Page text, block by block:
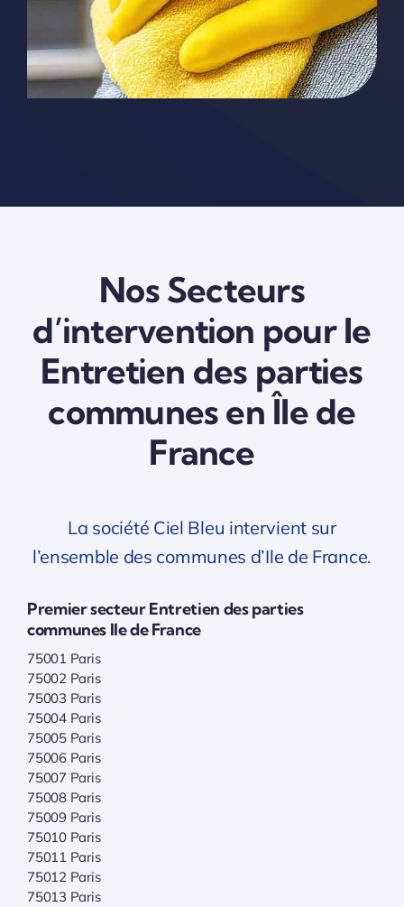
Nos Secteurs
d’intervention pour le
Entretien des parties
communes en Île de
France
La société Ciel Bleu intervient sur
l’ensemble des communes d’Ile de France.
Premier secteur Entretien des parties
communes Ile de France
75001 Paris
75002 Paris
75003 Paris
75004 Paris
75005 Paris
75006 Paris
75007 Paris
75008 Paris
75009 Paris
75010 Paris
75011 Paris
75012 Paris
75013 Paris